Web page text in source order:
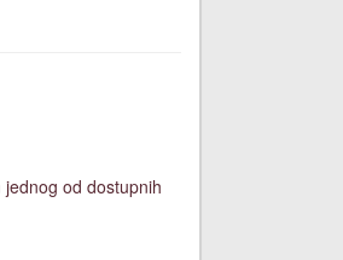
od dostupnih